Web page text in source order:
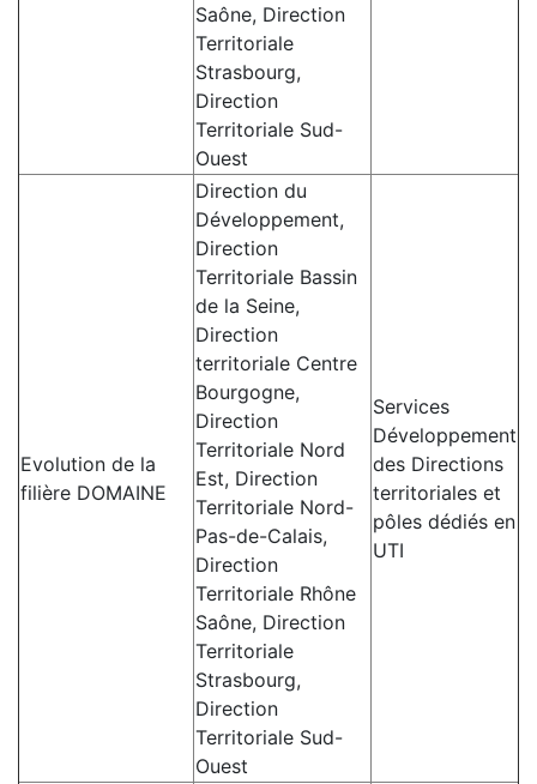
Saône, Direction
Territoriale
Strasbourg,
Direction
Territoriale Sud-
Ouest
Evolution de la
filière DOMAINE
Direction du
Développement,
Direction
Territoriale Bassin
de la Seine,
Direction
territoriale Centre
Bourgogne,
Direction
Territoriale Nord
Est, Direction
Territoriale Nord-
Pas-de-Calais,
Direction
Territoriale Rhône
Saône, Direction
Territoriale
Strasbourg,
Direction
Territoriale Sud-
Ouest
Services
Développement
des Directions
territoriales et
pôles dédiés en
UTI